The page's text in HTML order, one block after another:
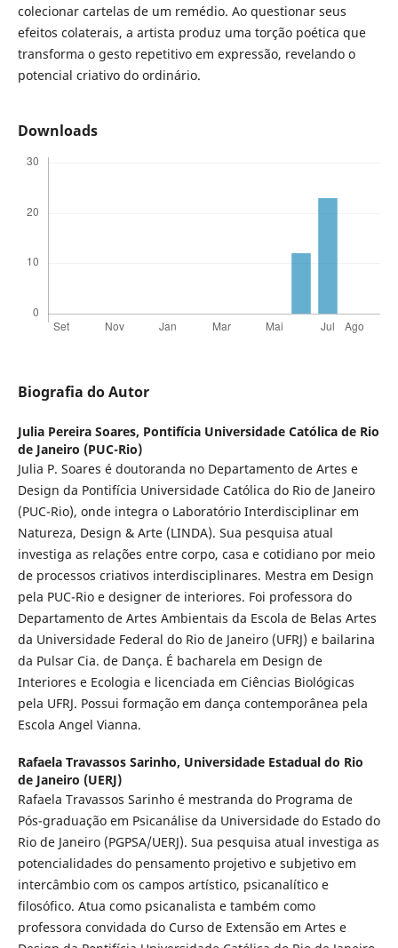
colecionar cartelas de um remédio. Ao questionar seus
efeitos colaterais, a artista produz uma torção poética que
transforma o gesto repetitivo em expressão, revelando o
potencial criativo do ordinário.
Downloads
Biografia do Autor
Julia Pereira Soares, Pontifícia Universidade Católica de Rio
de Janeiro (PUC-Rio)
Julia P. Soares é doutoranda no Departamento de Artes e
Design da Pontifícia Universidade Católica do Rio de Janeiro
(PUC-Rio), onde integra o Laboratório Interdisciplinar em
Natureza, Design & Arte (LINDA). Sua pesquisa atual
investiga as relações entre corpo, casa e cotidiano por meio
de processos criativos interdisciplinares. Mestra em Design
pela PUC-Rio e designer de interiores. Foi professora do
Departamento de Artes Ambientais da Escola de Belas Artes
da Universidade Federal do Rio de Janeiro (UFRJ) e bailarina
da Pulsar Cia. de Dança. É bacharela em Design de
Interiores e Ecologia e licenciada em Ciências Biológicas
pela UFRJ. Possui formação em dança contemporânea pela
Escola Angel Vianna.
Rafaela Travassos Sarinho, Universidade Estadual do Rio
de Janeiro (UERJ)
Rafaela Travassos Sarinho é mestranda do Programa de
Pós-graduação em Psicanálise da Universidade do Estado do
Rio de Janeiro (PGPSA/UERJ). Sua pesquisa atual investiga as
potencialidades do pensamento projetivo e subjetivo em
intercâmbio com os campos artístico, psicanalítico e
filosófico. Atua como psicanalista e também como
professora convidada do Curso de Extensão em Artes e